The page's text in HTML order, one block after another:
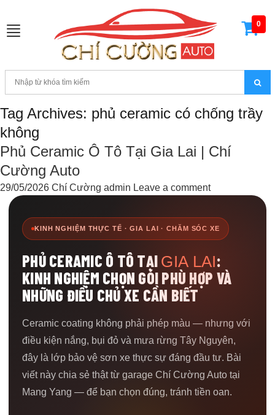
Toggle
0
Tag Archives: phủ ceramic có chống trầy
không
Phủ Ceramic Ô Tô Tại Gia Lai | Chí
Cường Auto
29/05/2026 Chí Cường admin Leave a comment
KINH NGHIỆM THỰC TẾ · GIA LAI · CHĂM SÓC XE
PHỦ CERAMIC Ô TÔ TẠI GIA LAI:
KINH NGHIỆM CHỌN GÓI PHÙ HỢP VÀ
NHỮNG ĐIỀU CHỦ XE CẦN BIẾT
Ceramic coating không phải phép màu — nhưng với
điều kiện nắng, bụi đỏ và mưa rừng Tây Nguyên,
đây là lớp bảo vệ sơn xe thực sự đáng đầu tư. Bài
viết này chia sẻ thật từ garage Chí Cường Auto tại
Mang Yang — để bạn chọn đúng, tránh tiền oan.